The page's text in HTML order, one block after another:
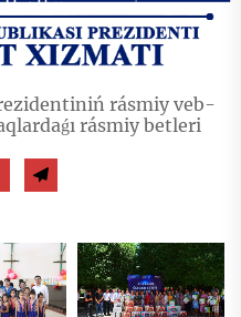
rásmiy veb-
rásmiy betleri